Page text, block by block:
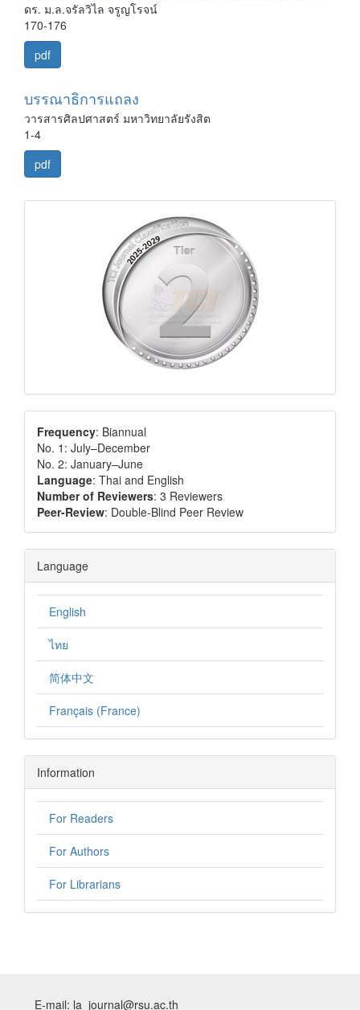
ดร. ม.ล.จรัลวิไล จรูญโรจน์
170-176
pdf
บรรณาธิการแถลง
วารสารศิลปศาสตร์ มหาวิทยาลัยรังสิต
1-4
pdf
Frequency: Biannual
No. 1: July–December
No. 2: January–June
Language: Thai and English
Number of Reviewers: 3 Reviewers
Peer-Review: Double-Blind Peer Review
Language
English
ไทย
简体中文
Français (France)
Information
For Readers
For Authors
For Librarians
E-mail: la_journal@rsu.ac.th